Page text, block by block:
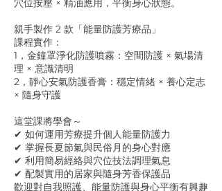
穴位按壓 × 精油應用，平衡身心狀態。
親手製作 2 款「能量防護芳療品」
課程實作：
1，金鐘罩淨化防護噴霧：空間防護 × 氣場清
理 × 意識清明
2，靜心安氣防護香膏：穩定情緒 × 養心定志
× 隨身守護
這堂課將學會～
✔ 如何運用芳療提升個人能量防護力
✔ 掌握長夏節氣與民俗月的身心對應
✔ 利用簡易經絡與穴位技法調理氣息
✔ 配製實用的居家與隨身芳香保護品
歡迎對自我照護、能量防護與身心平衡有興趣